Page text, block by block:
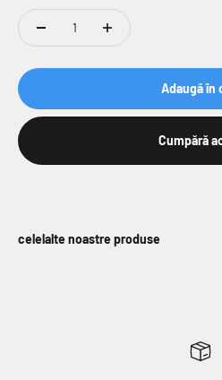
Adaugă în
Cumpără
celelalte noastre produse